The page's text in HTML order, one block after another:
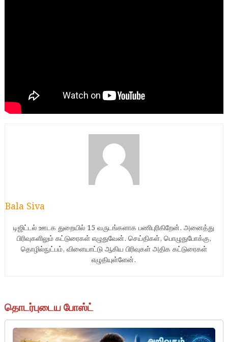
Bala Siva
டிஜிட்டல் ஊடக துறையில் 15 வருடங்களாக பணிபுரிகிறேன். அனைத்து
பிரிவுகளிலும் கட்டுரைகள் எழுதுவேன். செய்திகள், பொழுதுபோக்கு,
தொழில்நுட்பம், விளையாட்டு ஆகிய பிரிவுகள் அதிக கட்டுரைகள்
எழுதியுள்ளேன்.
தொடர்புடைய போஸ்ட்